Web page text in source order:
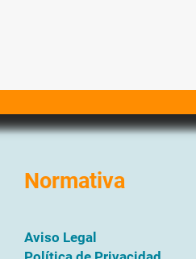
Normativa
Aviso Legal